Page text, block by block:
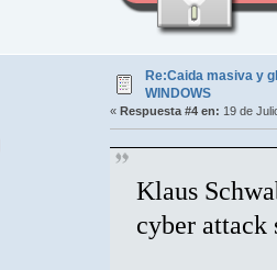
Re:Caida masiva y
WINDOWS
« Respuesta #4 en: 19 de
Klaus
cyber attack